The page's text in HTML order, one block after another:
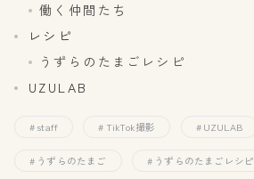
働く仲間たち
レシピ
うずらのたまごレシピ
UZULAB
staff TikTok撮影 UZULAB
うずらのたまご うずらのたまごレシピ